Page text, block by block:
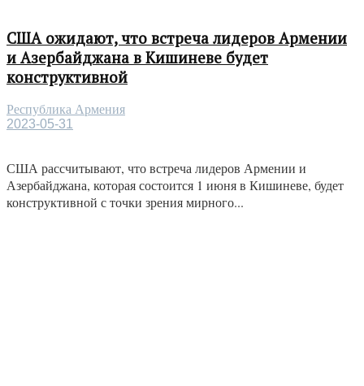
США ожидают, что встреча лидеров Армении
и Азербайджана в Кишиневе будет
конструктивной
Республика Армения
2023-05-31
США рассчитывают, что встреча лидеров Армении и
Азербайджана, которая состоится 1 июня в Кишиневе, будет
конструктивной с точки зрения мирного...